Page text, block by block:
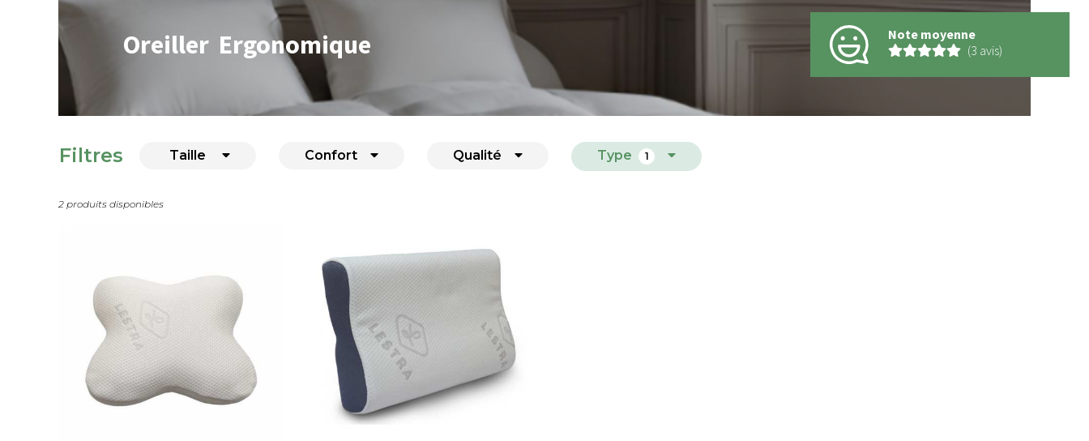
Oreiller Ergonomique
Note moyenne
(3 avis)
Filtres Taille Confort Qualité Type 1
2 produits disponibles